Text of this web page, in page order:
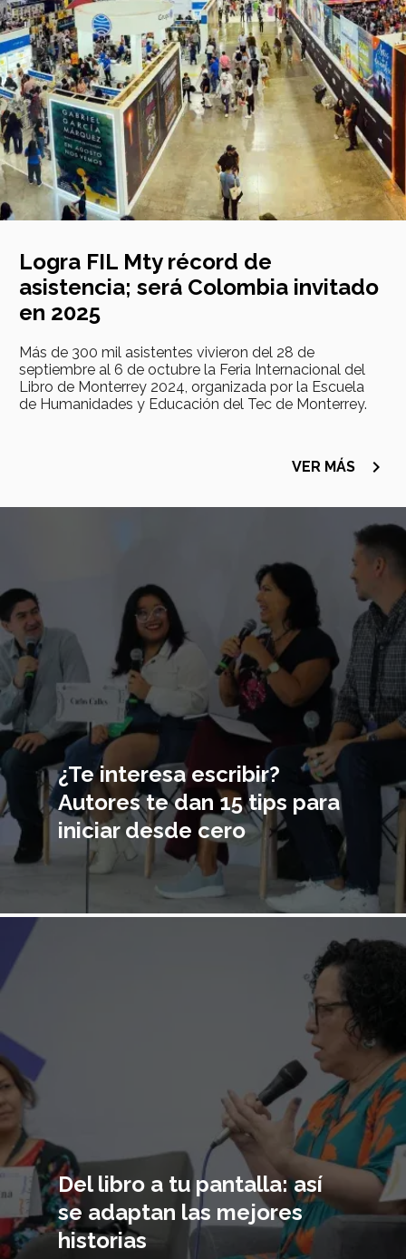
Logra FIL Mty récord de
asistencia; será Colombia invitado
en 2025
Más de 300 mil asistentes vivieron del 28 de
septiembre al 6 de octubre la Feria Internacional del
Libro de Monterrey 2024, organizada por la Escuela
de Humanidades y Educación del Tec de Monterrey.
VER MÁS navigate_next
¿Te interesa escribir?
Autores te dan 15 tips para
iniciar desde cero
Imagen
principal
Del libro a tu pantalla: así
se adaptan las mejores
historias